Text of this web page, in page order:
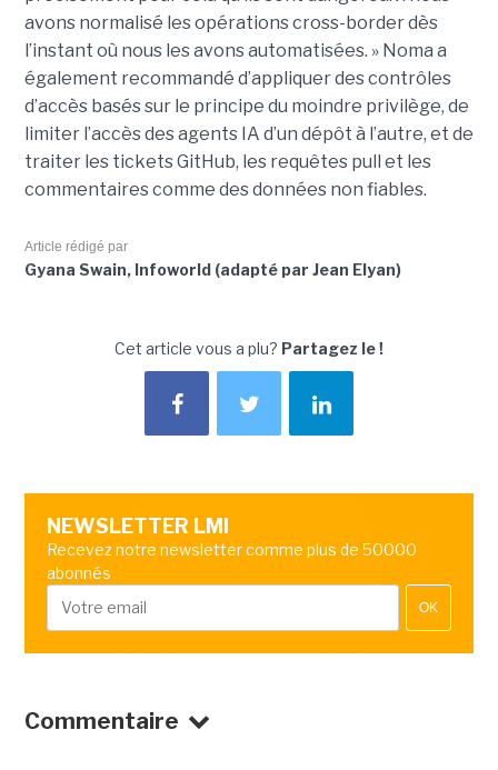
avons normalisé les opérations cross-border dès
l’instant où nous les avons automatisées. » Noma a
également recommandé d’appliquer des contrôles
d’accès basés sur le principe du moindre privilège, de
limiter l’accès des agents IA d’un dépôt à l’autre, et de
traiter les tickets GitHub, les requêtes pull et les
commentaires comme des données non fiables.
Article rédigé par
Gyana Swain, Infoworld (adapté par Jean Elyan)
Cet article vous a plu? Partagez le !
NEWSLETTER LMI
Recevez notre newsletter comme plus de 50000
abonnés
OK
Commentaire